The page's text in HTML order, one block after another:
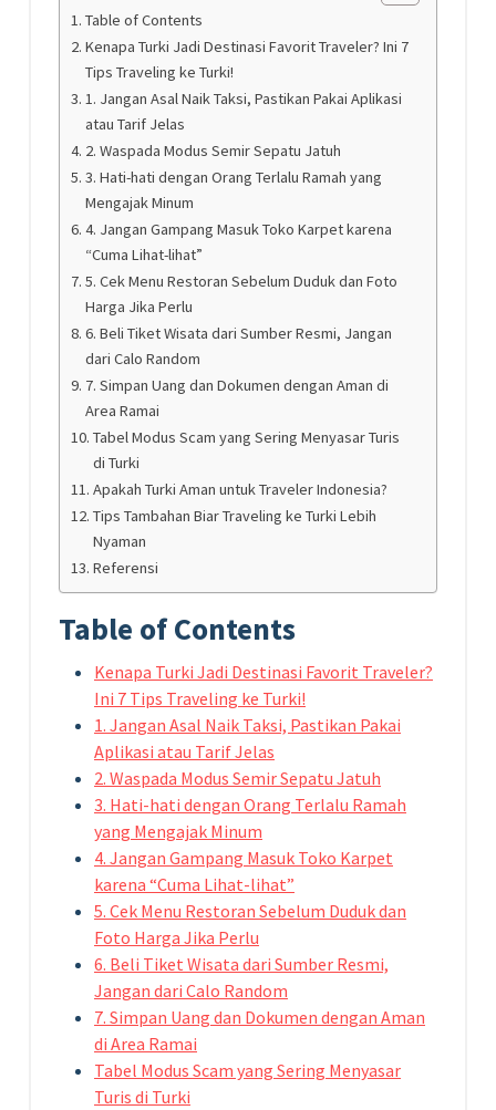
Table of Contents
Kenapa Turki Jadi Destinasi Favorit Traveler? Ini 7
Tips Traveling ke Turki!
1. Jangan Asal Naik Taksi, Pastikan Pakai Aplikasi
atau Tarif Jelas
2. Waspada Modus Semir Sepatu Jatuh
3. Hati-hati dengan Orang Terlalu Ramah yang
Mengajak Minum
4. Jangan Gampang Masuk Toko Karpet karena
“Cuma Lihat-lihat”
5. Cek Menu Restoran Sebelum Duduk dan Foto
Harga Jika Perlu
6. Beli Tiket Wisata dari Sumber Resmi, Jangan
dari Calo Random
7. Simpan Uang dan Dokumen dengan Aman di
Area Ramai
Tabel Modus Scam yang Sering Menyasar Turis
di Turki
Apakah Turki Aman untuk Traveler Indonesia?
Tips Tambahan Biar Traveling ke Turki Lebih
Nyaman
Referensi
Table of Contents
Kenapa Turki Jadi Destinasi Favorit Traveler?
Ini 7 Tips Traveling ke Turki!
1. Jangan Asal Naik Taksi, Pastikan Pakai
Aplikasi atau Tarif Jelas
2. Waspada Modus Semir Sepatu Jatuh
3. Hati-hati dengan Orang Terlalu Ramah
yang Mengajak Minum
4. Jangan Gampang Masuk Toko Karpet
karena “Cuma Lihat-lihat”
5. Cek Menu Restoran Sebelum Duduk dan
Foto Harga Jika Perlu
6. Beli Tiket Wisata dari Sumber Resmi,
Jangan dari Calo Random
7. Simpan Uang dan Dokumen dengan Aman
di Area Ramai
Tabel Modus Scam yang Sering Menyasar
Turis di Turki